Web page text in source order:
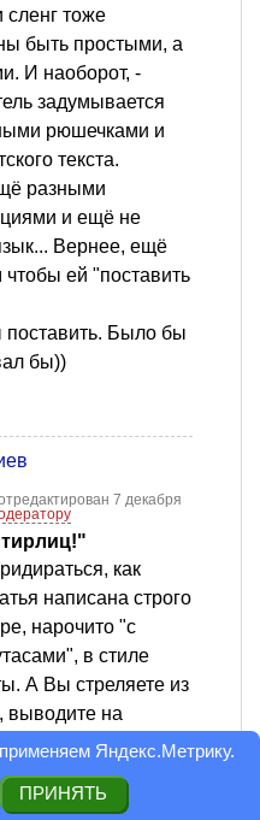
сленг тоже
быть простыми, а
И наоборот, -
задумывается
рюшечками и
текста.
разными
и ещё не
Вернее, ещё
ей "поставить
поставить. Было бы
бы))
7 декабря
как
написана строго
нарочито "с
в стиле
А Вы стреляете из
выводите на
своих
какую трёпку за
редакторы.
Яндекс.Метрику.
ПРИНЯТЬ